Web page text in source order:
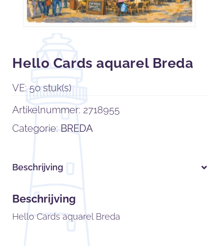
Hello Cards aquarel Breda
VE: 50 stuk(s)
Artikelnummer: 2718955
Categorie: BREDA
Beschrijving
Beschrijving
Hello Cards aquarel Breda